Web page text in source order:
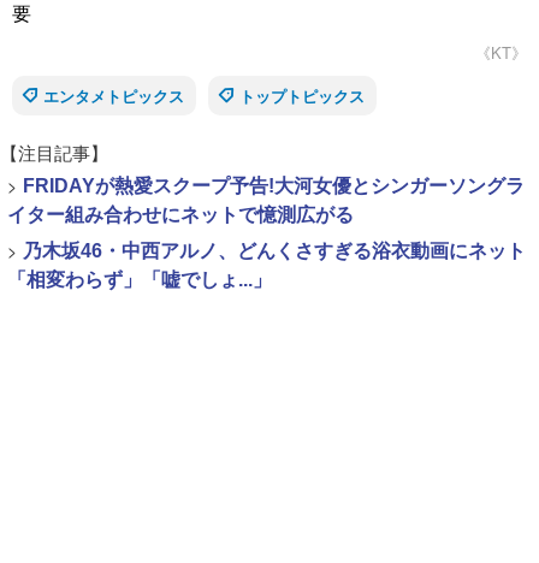
要
《KT》
エンタメトピックス
トップトピックス
【注目記事】
> FRIDAYが熱愛スクープ予告!大河女優とシンガーソングラ
イター組み合わせにネットで憶測広がる
> 乃木坂46・中西アルノ、どんくさすぎる浴衣動画にネット
「相変わらず」「嘘でしょ...」